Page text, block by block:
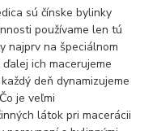
sú čínske bylinky
používame len tú
najprv na špeciálnom
ich macerujeme
deň dynamizujeme
je veľmi
látok pri macerácii